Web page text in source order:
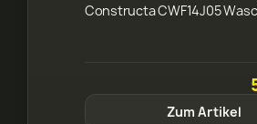
Constructa CWF14J05
Zum Artikel